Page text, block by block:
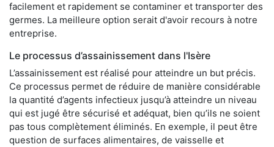
facilement et rapidement se contaminer et transporter des
germes. La meilleure option serait d'avoir recours à notre
entreprise.
Le processus d’assainissement dans l'Isère
L’assainissement est réalisé pour atteindre un but précis.
Ce processus permet de réduire de manière considérable
la quantité d’agents infectieux jusqu’à atteindre un niveau
qui est jugé être sécurisé et adéquat, bien qu’ils ne soient
pas tous complètement éliminés. En exemple, il peut être
question de surfaces alimentaires, de vaisselle et